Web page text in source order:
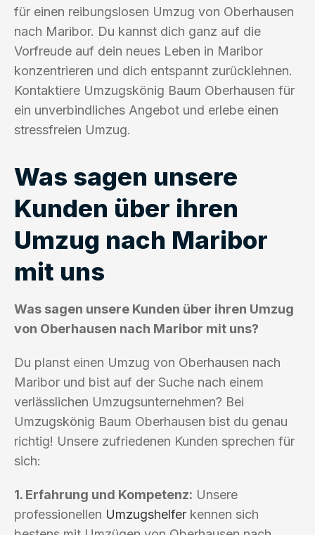
für einen reibungslosen Umzug von Oberhausen
nach Maribor. Du kannst dich ganz auf die
Vorfreude auf dein neues Leben in Maribor
konzentrieren und dich entspannt zurücklehnen.
Kontaktiere Umzugskönig Baum Oberhausen für
ein unverbindliches Angebot und erlebe einen
stressfreien Umzug.
Was sagen unsere
Kunden über ihren
Umzug nach Maribor
mit uns
Was sagen unsere Kunden über ihren Umzug
von Oberhausen nach Maribor mit uns?
Du planst einen Umzug von Oberhausen nach
Maribor und bist auf der Suche nach einem
verlässlichen Umzugsunternehmen? Bei
Umzugskönig Baum Oberhausen bist du genau
richtig! Unsere zufriedenen Kunden sprechen für
sich:
1. Erfahrung und Kompetenz: Unsere
professionellen Umzugshelfer kennen sich